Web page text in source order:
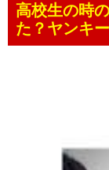
高校生の時
た？ヤンキ